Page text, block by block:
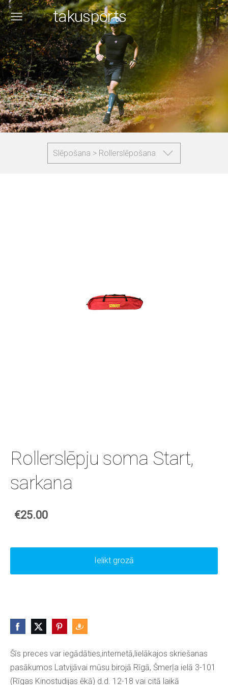
takusports
Slēpošana > Rollerslēpošana
Šīs preces var iegādāties,internetā,lielākajos skriešanas
pasākumos Latvijāvai mūsu birojā Rīgā, Šmerļa ielā 3-101
(Rīgas Kinostudijas ēkā) d.d. 12-18 vai citā laikā
Rollerslēpju soma Start,
sarkana
€25.00
Ielikt grozā